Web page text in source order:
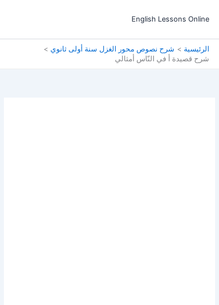
إلىEnglish Lessons Online
الرئيسية
شرح نصوص محور الغزل سنة أولى ثانوي
شرح قصيدة أ في النّاس أمثالي